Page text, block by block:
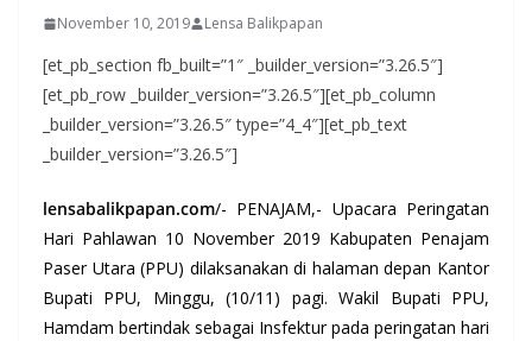
November 10, 2019 Lensa Balikpapan
[et_pb_section fb_built=”1″ _builder_version=”3.26.5″]
[et_pb_row _builder_version=”3.26.5″][et_pb_column
_builder_version=”3.26.5″ type=”4_4″][et_pb_text
_builder_version=”3.26.5″]
lensabalikpapan.com/- PENAJAM,- Upacara Peringatan
Hari Pahlawan 10 November 2019 Kabupaten Penajam
Paser Utara (PPU) dilaksanakan di halaman depan Kantor
Bupati PPU, Minggu, (10/11) pagi. Wakil Bupati PPU,
Hamdam bertindak sebagai Insfektur pada peringatan hari